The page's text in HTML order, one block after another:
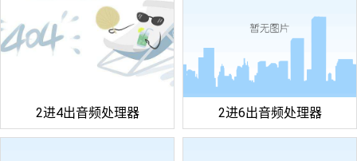
2进4出音频处理器 2进6出音频处理器